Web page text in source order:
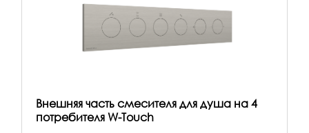
Внешняя часть смесителя для душа на 4
потребителя W-Touch